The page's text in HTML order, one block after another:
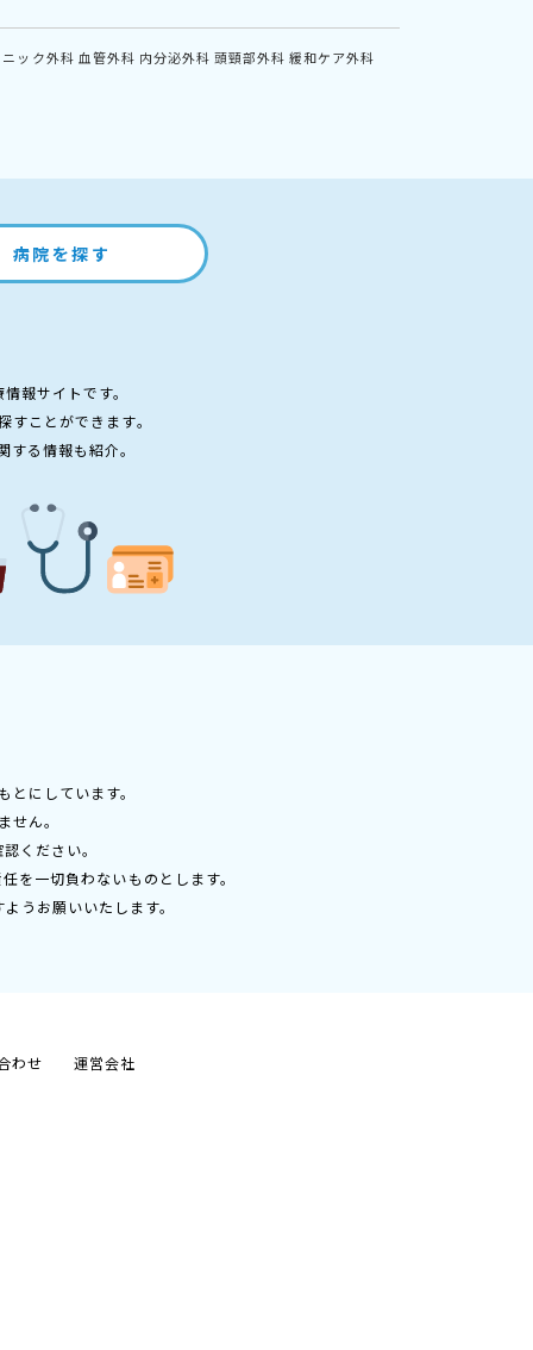
ック外科 血管外科 内分泌外科 頭頸部外科 緩和ケア外科
病院を探す
報サイトです。
ことができます。
る情報も紹介。
にしています。
ん。
ください。
を一切負わないものとします。
うお願いいたします。
わせ 運営会社